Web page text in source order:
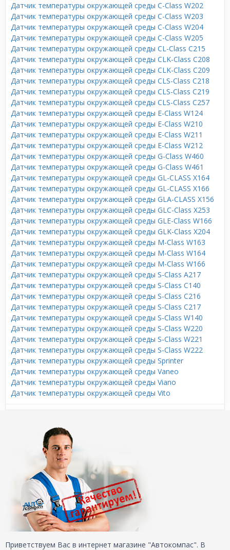
Датчик температуры окружающей среды C-Class W202
Датчик температуры окружающей среды C-Class W203
Датчик температуры окружающей среды C-Class W204
Датчик температуры окружающей среды C-Class W205
Датчик температуры окружающей среды CL-Class C215
Датчик температуры окружающей среды CLK-Class C208
Датчик температуры окружающей среды CLK-Class C209
Датчик температуры окружающей среды CLS-Class C218
Датчик температуры окружающей среды CLS-Class C219
Датчик температуры окружающей среды CLS-Class C257
Датчик температуры окружающей среды E-Class W124
Датчик температуры окружающей среды E-Class W210
Датчик температуры окружающей среды E-Class W211
Датчик температуры окружающей среды E-Class W212
Датчик температуры окружающей среды G-Class W460
Датчик температуры окружающей среды G-Class W461
Датчик температуры окружающей среды GL-CLASS X164
Датчик температуры окружающей среды GL-CLASS X166
Датчик температуры окружающей среды GLA-CLASS X156
Датчик температуры окружающей среды GLC-Class X253
Датчик температуры окружающей среды GLE-Class W166
Датчик температуры окружающей среды GLK-Class X204
Датчик температуры окружающей среды M-Class W163
Датчик температуры окружающей среды M-Class W164
Датчик температуры окружающей среды M-Class W166
Датчик температуры окружающей среды S-Class A217
Датчик температуры окружающей среды S-Class C140
Датчик температуры окружающей среды S-Class C216
Датчик температуры окружающей среды S-Class C217
Датчик температуры окружающей среды S-Class W140
Датчик температуры окружающей среды S-Class W220
Датчик температуры окружающей среды S-Class W221
Датчик температуры окружающей среды S-Class W222
Датчик температуры окружающей среды Sprinter
Датчик температуры окружающей среды Vaneo
Датчик температуры окружающей среды Viano
Датчик температуры окружающей среды Vito
Приветствуем Вас в интернет магазине "Автокомпас". В